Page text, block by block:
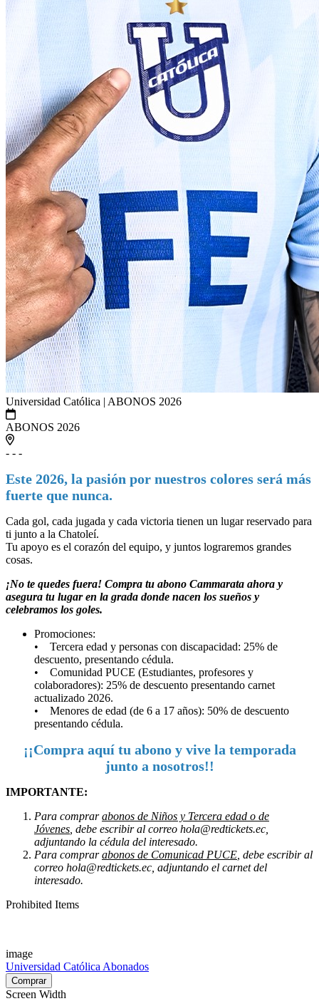
Universidad Católica | ABONOS 2026
ABONOS 2026
- - -
Este 2026, la pasión por nuestros colores será más
fuerte que nunca.
Cada gol, cada jugada y cada victoria tienen un lugar reservado para
ti junto a la Chatoleí.
Tu apoyo es el corazón del equipo, y juntos lograremos grandes
cosas.
¡No te quedes fuera! Compra tu abono Cammarata ahora y
asegura tu lugar en la grada donde nacen los sueños y
celebramos los goles.
Promociones:
• Tercera edad y personas con discapacidad: 25% de
descuento, presentando cédula.
• Comunidad PUCE (Estudiantes, profesores y
colaboradores): 25% de descuento presentando carnet
actualizado 2026.
• Menores de edad (de 6 a 17 años): 50% de descuento
presentando cédula.
¡¡Compra aquí tu abono y vive la temporada
junto a nosotros!!
IMPORTANTE:
Para comprarabonos de Niños y Tercera edad o de
Jóvenes , debe escribir al correo hola@redtickets.ec,
adjuntando la cédula del interesado.
Para comprarabonos de Comunicad PUCE , debe escribir al
correo hola@redtickets.ec, adjuntando el carnet del
interesado.
Prohibited Items
image
Universidad Católica Abonados
Screen Width